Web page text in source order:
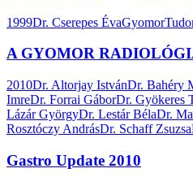
1999Dr. Cserepes ÉvaGyomor
A GYOMOR
2010Dr. Altorjay IstvánDr. Bahéry
ImreDr. Forrai GáborDr. Gyökeres
Lázár GyörgyDr. Lestár BélaDr.
Rosztóczy AndrásDr. Schaff Zsuzsa
Gastro Update 2010